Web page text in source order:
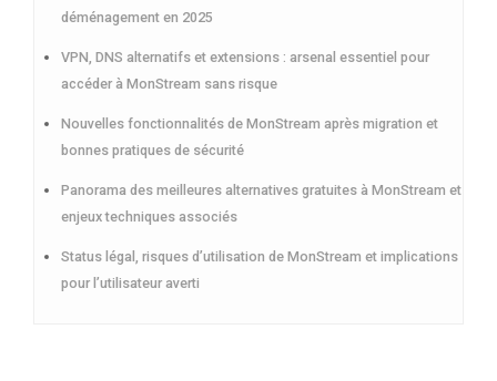
déménagement en 2025
VPN, DNS alternatifs et extensions : arsenal essentiel pour
accéder à MonStream sans risque
Nouvelles fonctionnalités de MonStream après migration et
bonnes pratiques de sécurité
Panorama des meilleures alternatives gratuites à MonStream et
enjeux techniques associés
Status légal, risques d’utilisation de MonStream et implications
pour l’utilisateur averti